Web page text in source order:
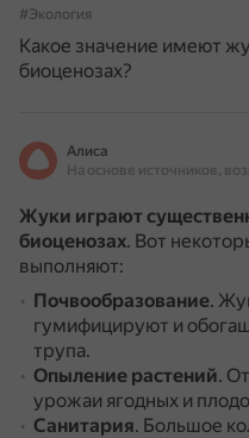
#Экология
Какое значение имеют
биоценозах?
Алиса
Жуки играют
биоценозах. Вот
выполняют:
Почвообразование.
гумифицируют и
трупа.
Опыление растений.
урожаи ягодных и
Санитария. Большое